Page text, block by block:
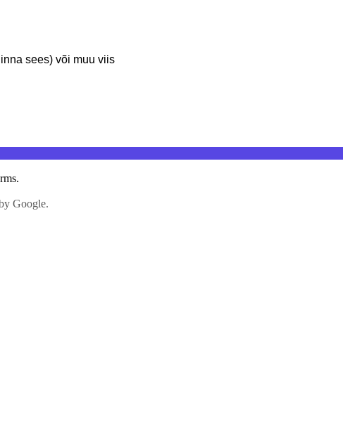
sees) või muu viis
Google.